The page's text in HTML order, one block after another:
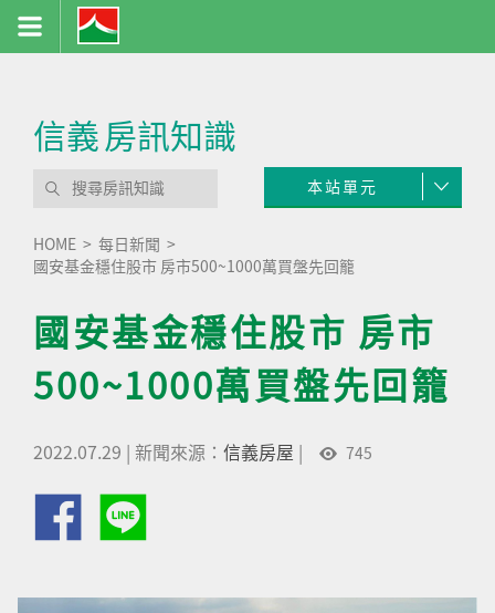
信義房訊知識
本站單元
HOME
每日新聞
國安基金穩住股市 房市500~1000萬買盤先回籠
國安基金穩住股市 房市
500~1000萬買盤先回籠
2022.07.29 | 新聞來源： 信義房屋 | 745